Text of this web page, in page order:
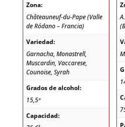
Zona:
Châteauneuf-du-Pape (Valle
de Ródano – Francia)
Variedad:
Garnacha, Monastrell,
Muscardin, Vaccarese,
Counoise, Syrah
Grados de alcohol:
15,5º
Capacidad: